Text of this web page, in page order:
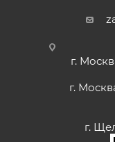
г.
г.
г.